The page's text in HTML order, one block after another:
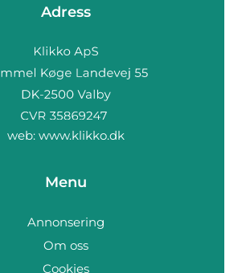
Adress
web: www.klikko.dk
Menu
Annonsering
Om oss
Cookies